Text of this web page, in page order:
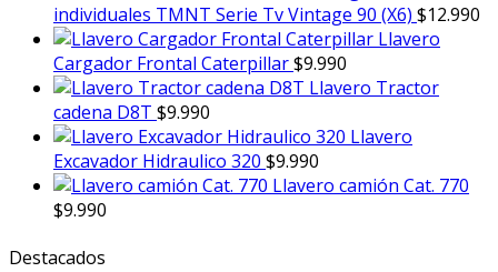
individuales TMNT Serie Tv Vintage 90 (X6) $12.990
Llavero
Cargador Frontal Caterpillar$9.990
Llavero Tractor
cadena D8T $9.990
Llavero
Excavador Hidraulico 320 $9.990
Llavero camión Cat. 770
$9.990
Destacados